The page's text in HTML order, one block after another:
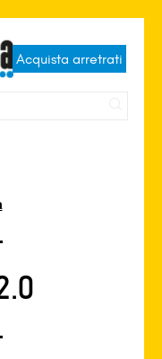
Acquista arretrati